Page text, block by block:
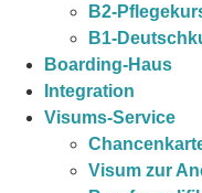
B2-
B1-
Boarding-Haus
Integration
Visums-Service
Visum zur